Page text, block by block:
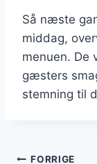
Så næste
middag,
menuen. De
gæsters
stemning til
FORRIGE